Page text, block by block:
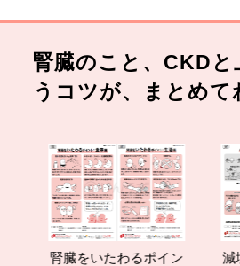
腎臓のこと、CKDと
うコツが、まとめて
腎臓をいたわるポイン
減塩やた